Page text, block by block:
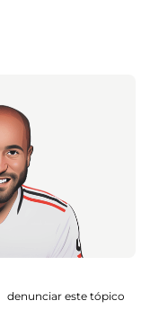
denunciar este tópico